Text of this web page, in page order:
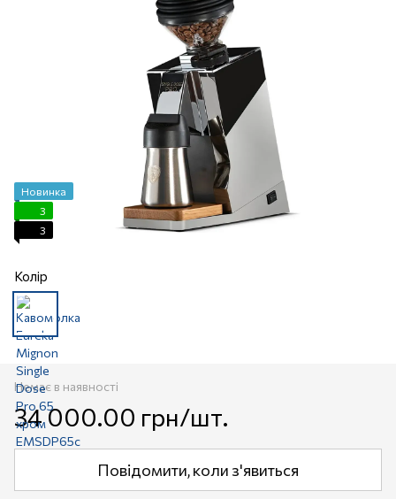
Новинка
3
3
Колір
Немає в наявності
34 000.00 грн/шт.
Повідомити, коли з'явиться